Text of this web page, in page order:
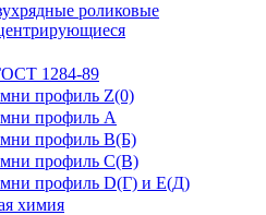
роликовые
1284-89
профиль Z(0)
профиль А
профиль В(Б)
профиль С(В)
профиль D(Г) и E(Д)
химия